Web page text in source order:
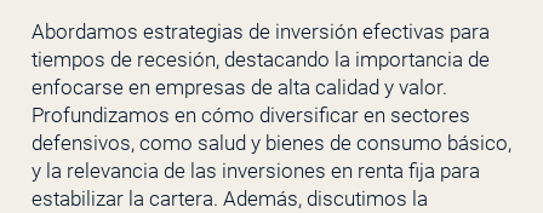
Abordamos estrategias de inversión efectivas para
tiempos de recesión, destacando la importancia de
enfocarse en empresas de alta calidad y valor.
Profundizamos en cómo diversificar en sectores
defensivos, como salud y bienes de consumo básico,
y la relevancia de las inversiones en renta fija para
estabilizar la cartera. Además, discutimos la